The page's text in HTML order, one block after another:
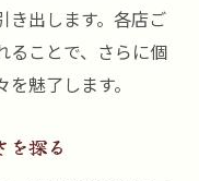
き出します。各店ご
ることで、さらに個
魅了します。
を探る